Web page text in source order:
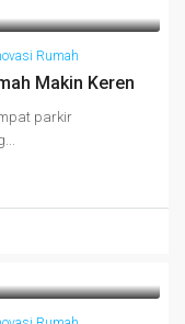
Rumah
Makin Keren
parkir